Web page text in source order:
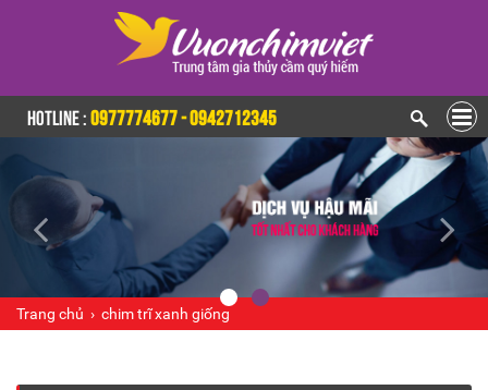
HOTLINE :0977774677 - 0942712345
Trang chủ › chim trĩ xanh giống